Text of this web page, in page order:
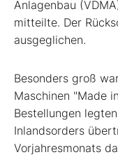
Anlagenbau
mitteilte. Der
ausgeglichen.
Besonders groß
Maschinen "Made
Bestellungen
Inlandsorders
Vorjahresmonats